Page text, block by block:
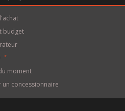
budget
*
moment
un concessionnaire